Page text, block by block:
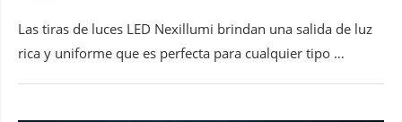
Las tiras de luces LED Nexillumi brindan una salida de luz
rica y uniforme que es perfecta para cualquier tipo …